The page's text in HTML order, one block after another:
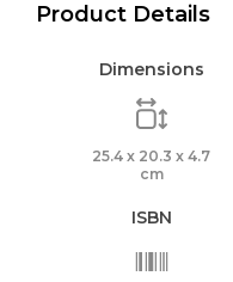
Product Details
Dimensions
25.4 x 20.3 x 4.7
cm
ISBN